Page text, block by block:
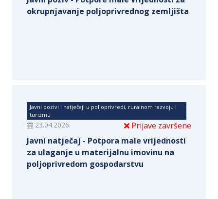
okrupnjavanje poljoprivrednog zemljišta
Javni pozivi i natječaji u poljoprivredi, ruralnom razvoju i
turizmu
Prijave završene
23.04.2026.
Javni natječaj - Potpora male vrijednosti
za ulaganje u materijalnu imovinu na
poljoprivredom gospodarstvu